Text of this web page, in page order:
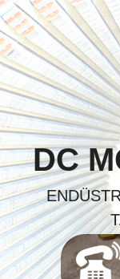
Skip
to
content
DC